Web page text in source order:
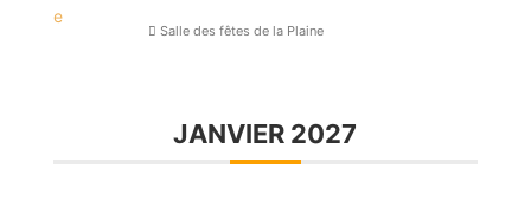
Salle des fêtes de la Plaine
JANVIER 2027